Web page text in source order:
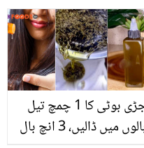
جڑی بوٹی کا 1 چمچ تیل
بالوں میں ڈالیں، 3 انچ بال